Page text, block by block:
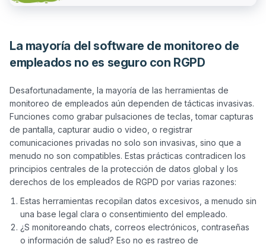
La mayoría del software de monitoreo de
empleados no es seguro con RGPD
Desafortunadamente, la mayoría de las herramientas de
monitoreo de empleados aún dependen de tácticas invasivas.
Funciones como grabar pulsaciones de teclas, tomar capturas
de pantalla, capturar audio o video, o registrar
comunicaciones privadas no solo son invasivas, sino que a
menudo no son compatibles. Estas prácticas contradicen los
principios centrales de la protección de datos global y los
Estas herramientas recopilan datos excesivos, a menudo sin
una base legal clara o consentimiento del empleado.
¿S monitoreando chats, correos electrónicos, contraseñas
o información de salud? Eso no es rastreo de